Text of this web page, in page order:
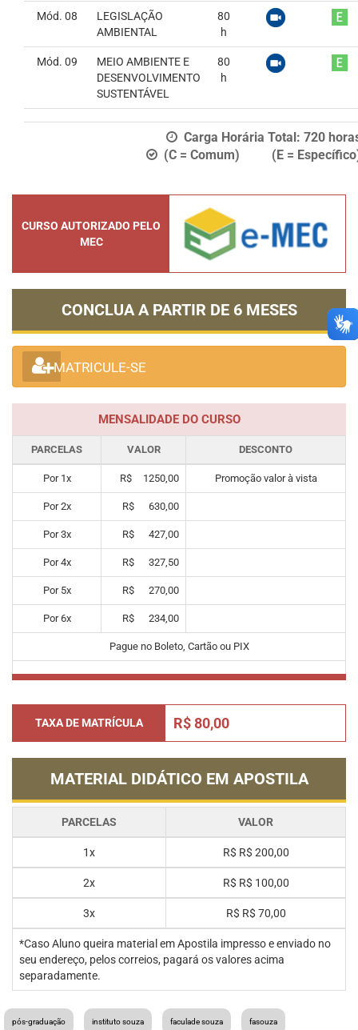
Mód. 08
LEGISLAÇÃO
AMBIENTAL
80
h
Mód. 09
MEIO AMBIENTE E
DESENVOLVIMENTO
SUSTENTÁVEL
80
h
Carga Horária Total: 720
(C = Comum) (E =
CURSO AUTORIZADO PELO
MEC
CONCLUA A PARTIR DE 6 MESES
MATRICULE-SE
MENSALIDADE DO CURSO
PARCELAS VALOR DESCONTO
Por 1x R$ 1250,00 Promoção valor à vista
Por2x R$ 630,00
Por3x R$ 427,00
Por4x R$ 327,50
Por 5x R$ 270,00
Por6x R$ 234,00
Pague no Boleto, Cartão ou PIX
TAXA DE MATRÍCULA R$ 80,00
MATERIAL DIDÁTICO EM APOSTILA
PARCELAS VALOR
1x R$ R$ 200,00
2x R$ R$ 100,00
3x R$ R$ 70,00
*Caso Aluno queira material em Apostila impresso e enviado no
seu endereço, pelos correios, pagará os valores acima
separadamente.
pós-graduação instituto souza faculade souza fasouza